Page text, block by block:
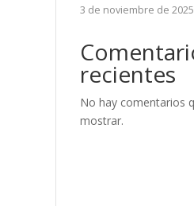
3 de noviembre de
recientes
No hay comentarios
mostrar.